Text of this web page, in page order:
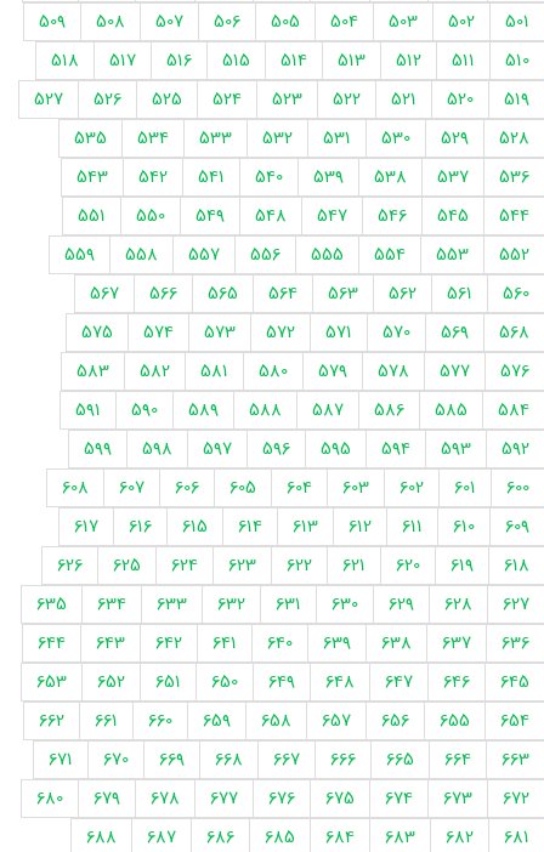
501
502
503
504
505
506
507
508
509
510
511
512
513
514
515
516
517
518
519
520
521
522
523
524
525
526
527
528
529
530
531
532
533
534
535
536
537
538
539
540
541
542
543
544
545
546
547
548
549
550
551
552
553
554
555
556
557
558
559
560
561
562
563
564
565
566
567
568
569
570
571
572
573
574
575
576
577
578
579
580
581
582
583
584
585
586
587
588
589
590
591
592
593
594
595
596
597
598
599
600
601
602
603
604
605
606
607
608
609
610
611
612
613
614
615
616
617
618
619
620
621
622
623
624
625
626
627
628
629
630
631
632
633
634
635
636
637
638
639
640
641
642
643
644
645
646
647
648
649
650
651
652
653
654
655
656
657
658
659
660
661
662
663
664
665
666
667
668
669
670
671
672
673
674
675
676
677
678
679
680
681
682
683
684
685
686
687
688